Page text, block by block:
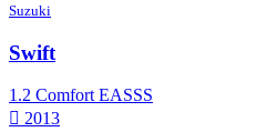
Suzuki
Swift
1.2 Comfort EASSS
2013